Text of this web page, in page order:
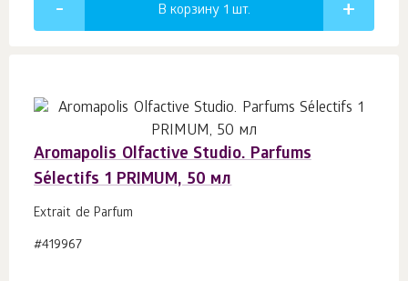
В корзину 1 шт.
Aromapolis Olfactive Studio. Parfums
Sélectifs 1 PRIMUM, 50 мл
Extrait de Parfum
#419967